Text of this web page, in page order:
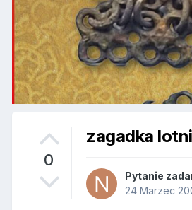
0
zagadka
Pytanie
24 Marzec